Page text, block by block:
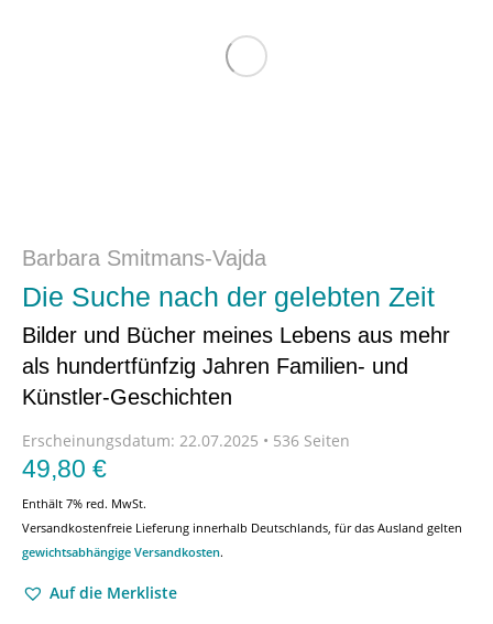
Barbara Smitmans-Vajda
Die Suche nach der gelebten Zeit
Bilder und Bücher meines Lebens aus mehr
als hundertfünfzig Jahren Familien- und
Künstler-Geschichten
Erscheinungsdatum: 22.07.2025 • 536 Seiten
49,80 €
Enthält 7% red. MwSt.
Versandkostenfreie Lieferung innerhalb Deutschlands, für das Ausland gelten
gewichtsabhängige Versandkosten.
Auf die Merkliste